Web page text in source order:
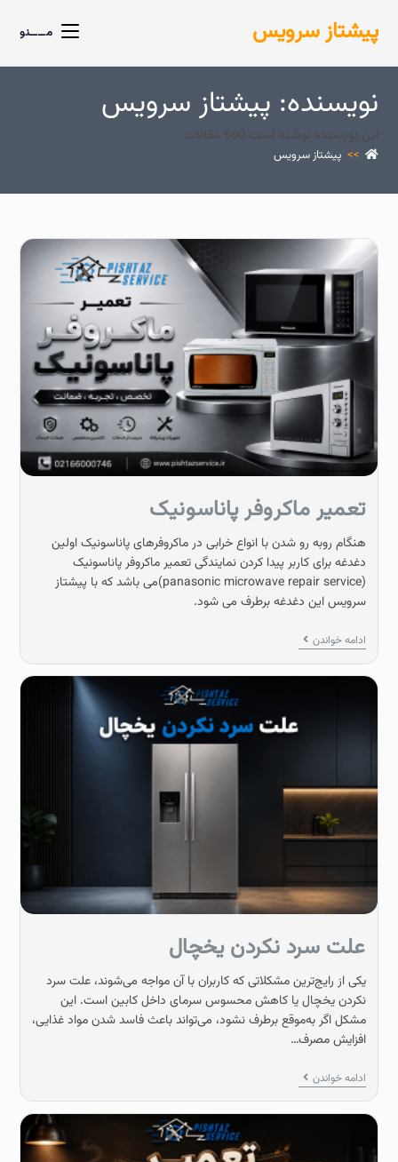
پیشتاز سرویس مــــنو
نویسنده: پیشتاز سرویس
این نویسنده نوشته است 660 مقالات
>> پیشتاز سرویس
تعمیر ماکروفر پاناسونیک
هنگام روبه رو شدن با انواع خرابی در ماکروفرهای پاناسونیک اولین
دغدغه برای کاربر پیدا کردن نمایندگی تعمیر ماکروفر پاناسونیک
(panasonic microwave repair service)می باشد که با پیشتاز
سرویس این دغدغه برطرف می شود.
ادامه خواندن
علت سرد نکردن یخچال
یکی از رایج‌ترین مشکلاتی که کاربران با آن مواجه می‌شوند، علت سرد
نکردن یخچال یا کاهش محسوس سرمای داخل کابین است. این
مشکل اگر به‌موقع برطرف نشود، می‌تواند باعث فاسد شدن مواد غذایی،
افزایش مصرف…
ادامه خواندن